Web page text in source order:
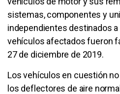
sistemas, componentes y
independientes destinados
vehículos afectados fueron
27 de diciembre de 2019.
Los vehículos en cuestión
los deflectores de aire